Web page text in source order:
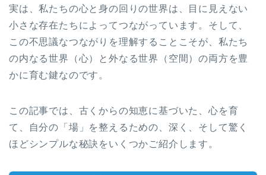
実は、私たちの心と身の回りの世界は、目に見えない
小さな存在たちによってつながっています。そして、
この不思議なつながりを理解することこそが、私たち
の内なる世界（心）と外なる世界（空間）の両方を豊
かに育む鍵なのです。
この記事では、古くからの知恵に基づいた、心を育
て、自分の「場」を整えるための、深く、そして驚く
ほどシンプルな秘訣をいくつかご紹介します。